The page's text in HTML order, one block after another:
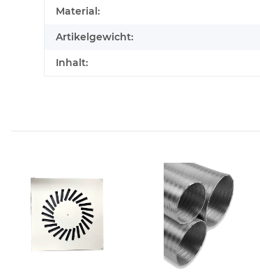
Produkteigenschaft
Wert
Material:
Artikelgewicht:
Inhalt: